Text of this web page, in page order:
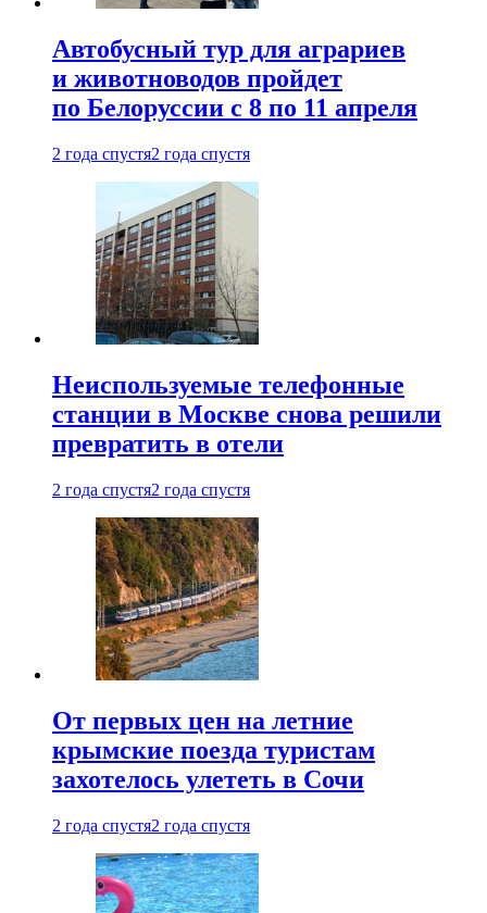
Автобусный тур для аграриев
и животноводов пройдет
по Белоруссии с 8 по 11 апреля
2 года спустя2 года спустя
Неиспользуемые телефонные
станции в Москве снова решили
превратить в отели
2 года спустя2 года спустя
От первых цен на летние
крымские поезда туристам
захотелось улететь в Сочи
2 года спустя2 года спустя